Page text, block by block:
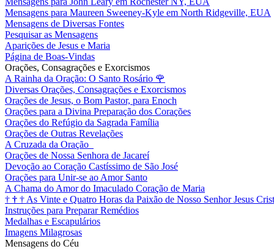
Mensagens para Maureen Sweeney-Kyle em North Ridgeville, EUA
Mensagens de Diversas Fontes
Pesquisar as Mensagens
Aparições de Jesus e Maria
Página de Boas-Vindas
Orações, Consagrações e Exorcismos
A Rainha da Oração: O Santo Rosário 🌹
Diversas Orações, Consagrações e Exorcismos
Orações de Jesus, o Bom Pastor, para Enoch
Orações para a Divina Preparação dos Corações
Orações do Refúgio da Sagrada Família
Orações de Outras Revelações
A Cruzada da Oração
Orações de Nossa Senhora de Jacareí
Devoção ao Coração Castíssimo de São José
Orações para Unir-se ao Amor Santo
A Chama do Amor do Imaculado Coração de Maria
† † † As Vinte e Quatro Horas da Paixão de Nosso Senhor Jesus
Instruções para Preparar Remédios
Medalhas e Escapulários
Imagens Milagrosas
Mensagens do Céu